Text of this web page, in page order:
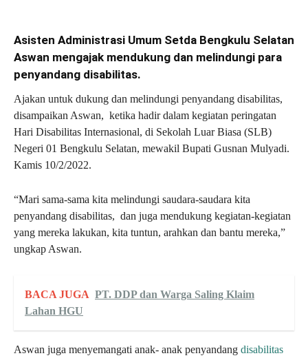
Asisten Administrasi Umum Setda Bengkulu Selatan
Aswan mengajak mendukung dan melindungi para
penyandang disabilitas.
Ajakan untuk dukung dan melindungi penyandang disabilitas,
disampaikan Aswan, ketika hadir dalam kegiatan peringatan
Hari Disabilitas Internasional, di Sekolah Luar Biasa (SLB)
Negeri 01 Bengkulu Selatan, mewakil Bupati Gusnan Mulyadi.
Kamis 10/2/2022.
“Mari sama-sama kita melindungi saudara-saudara kita
penyandang disabilitas, dan juga mendukung kegiatan-kegiatan
yang mereka lakukan, kita tuntun, arahkan dan bantu mereka,”
ungkap Aswan.
BACA JUGA PT. DDP dan Warga Saling Klaim
Lahan HGU
Aswan juga menyemangati anak- anak penyandang disabilitas